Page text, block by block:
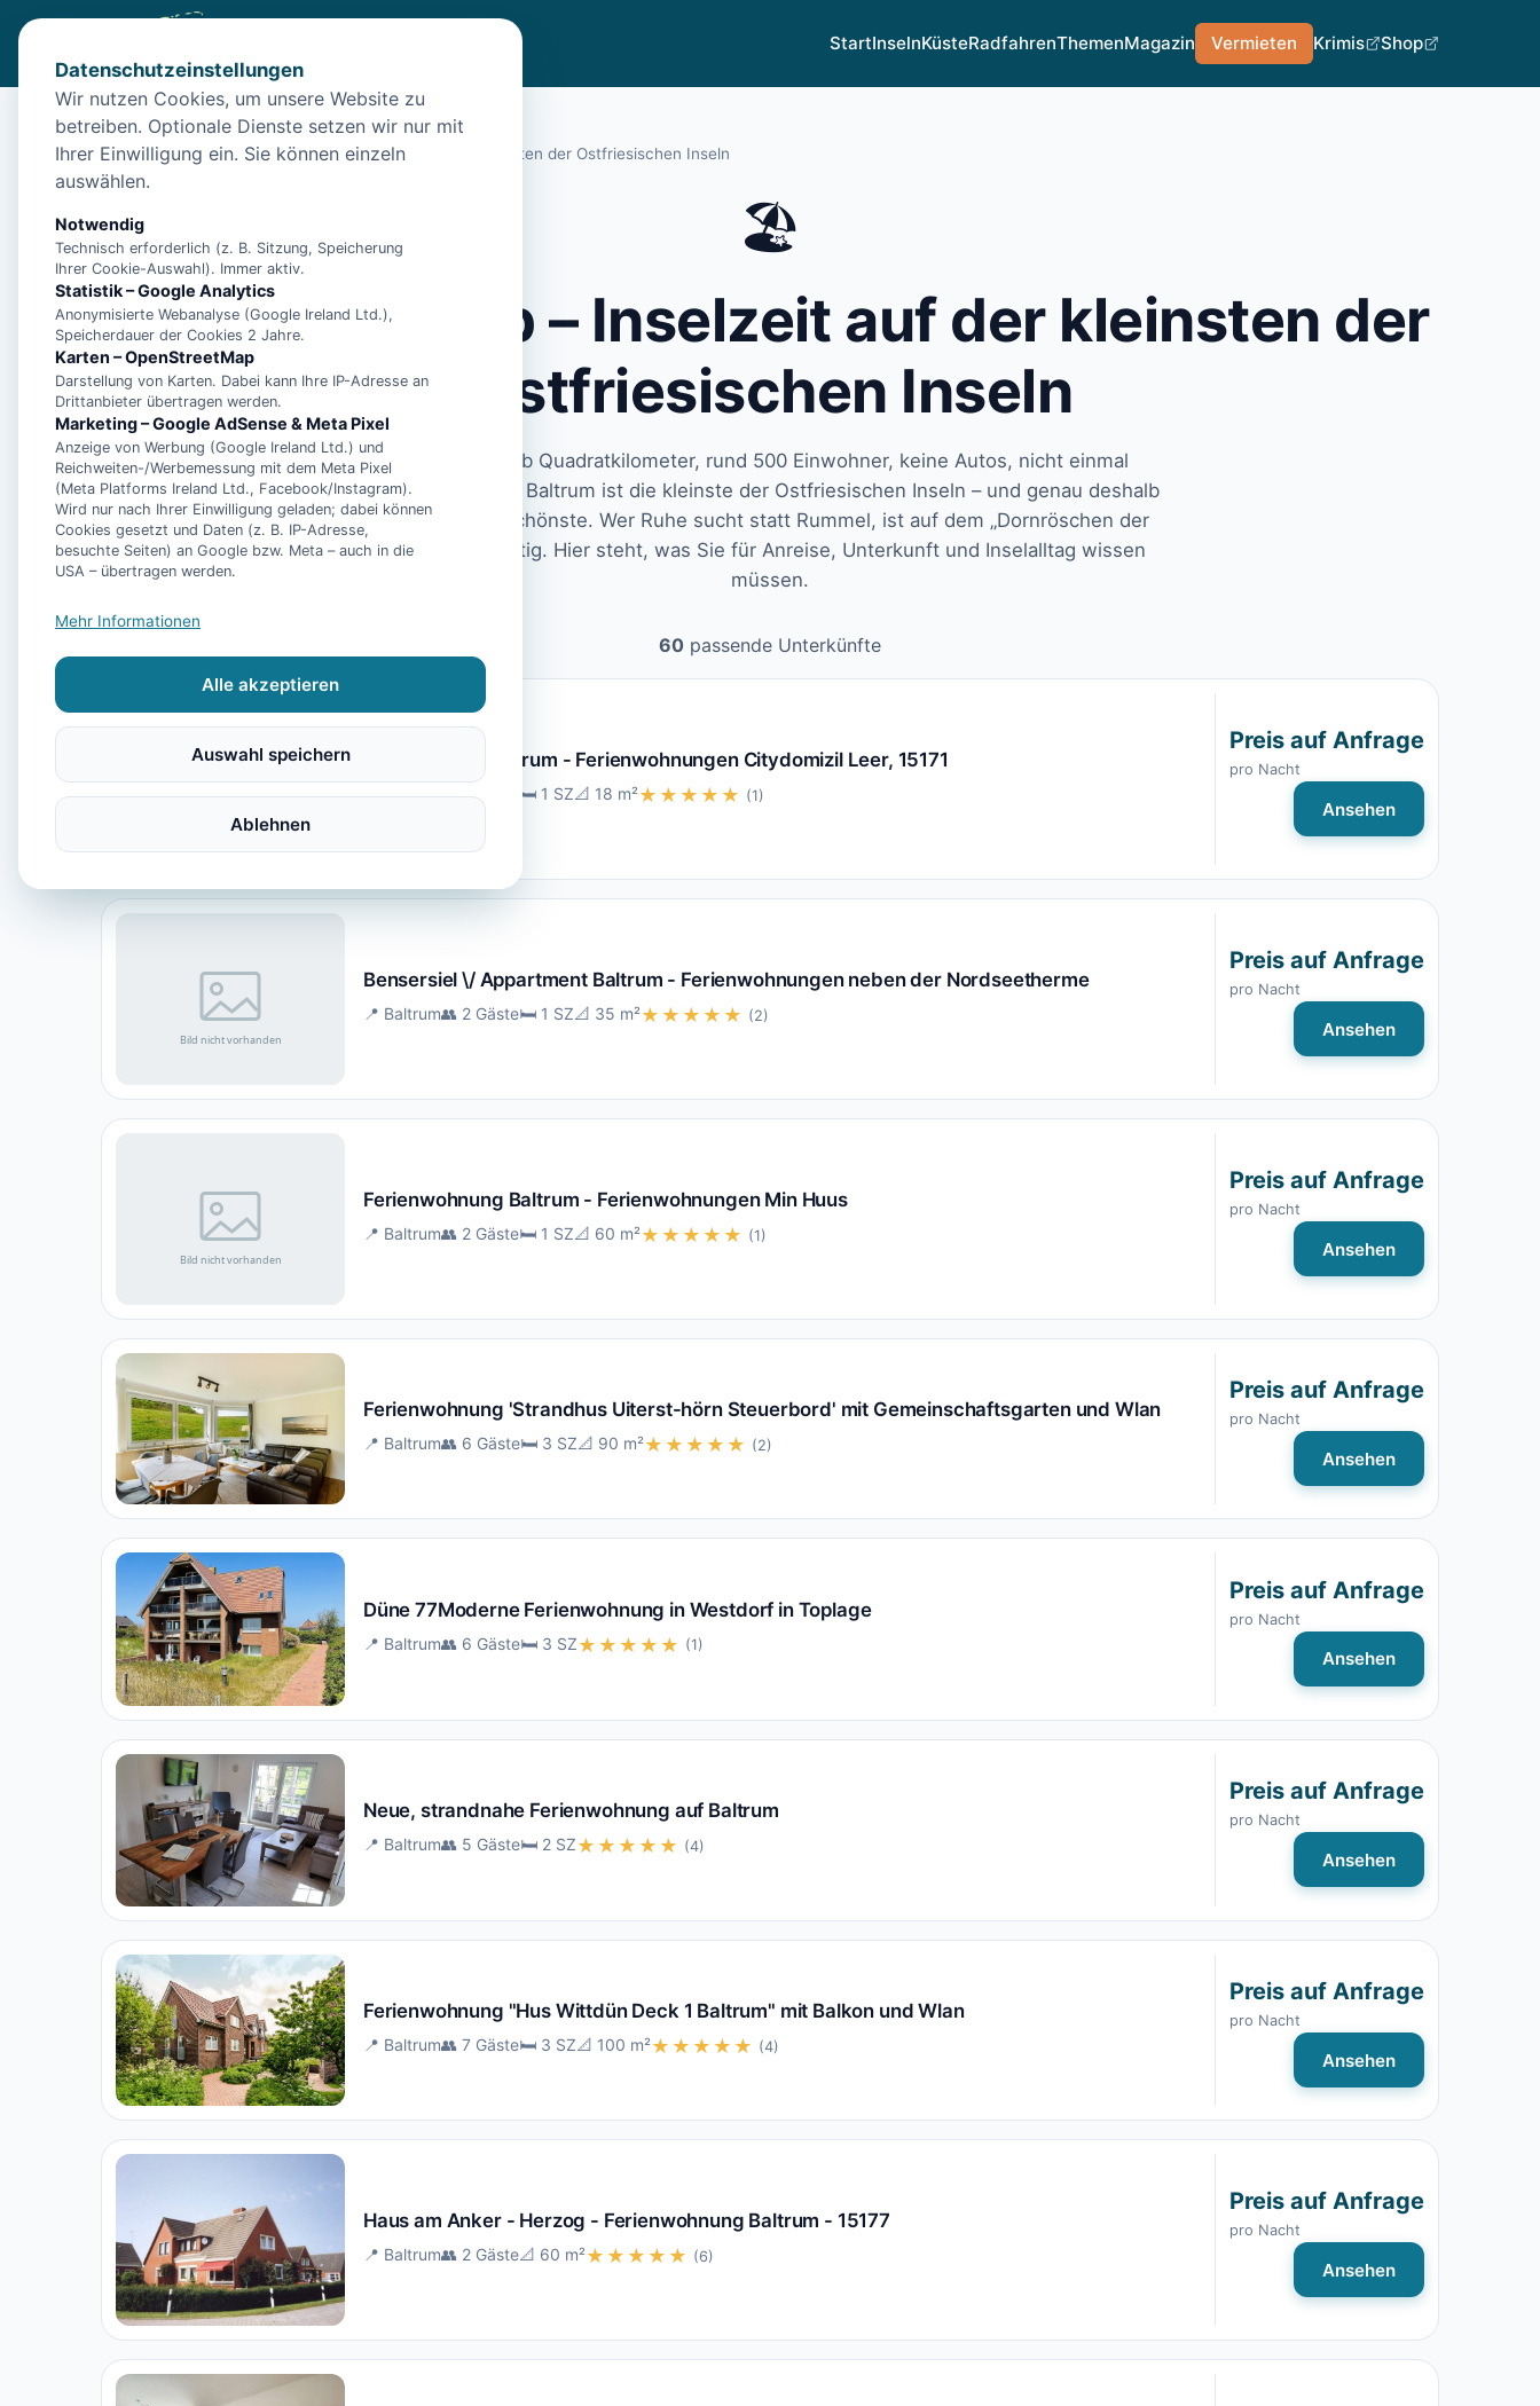
StartInselnKüsteRadfahrenThemenMagazin Vermieten Krimis Shop
Start/Themen/Baltrum Urlaub – Inselzeit auf der kleinsten der Ostfriesischen Inseln
🏖️
Baltrum Urlaub – Inselzeit auf der kleinsten der
Ostfriesischen Inseln
Sechseinhalb Quadratkilometer, rund 500 Einwohner, keine Autos, nicht einmal
Straßennamen: Baltrum ist die kleinste der Ostfriesischen Inseln – und genau deshalb
für viele die schönste. Wer Ruhe sucht statt Rummel, ist auf dem „Dornröschen der
Nordsee" richtig. Hier steht, was Sie für Anreise, Unterkunft und Inselalltag wissen
müssen.
60 passende Unterkünfte
Appartement Baltrum - Ferienwohnungen Citydomizil Leer, 15171
📍 Baltrum👥 2 Gäste 🛏️ 1 SZ📐 18 m²★★★★★ (1)
Preis auf Anfrage
pro Nacht
Ansehen
Bensersiel \/ Appartment Baltrum - Ferienwohnungen neben der Nordseetherme
📍 Baltrum👥 2 Gäste🛏️ 1 SZ📐 35 m²★★★★★ (2)
Preis auf Anfrage
pro Nacht
Ansehen
Ferienwohnung Baltrum - Ferienwohnungen Min Huus
📍 Baltrum👥 2 Gäste🛏️ 1 SZ📐 60 m²★★★★★ (1)
Preis auf Anfrage
pro Nacht
Ansehen
Ferienwohnung 'Strandhus Uiterst-hörn Steuerbord' mit Gemeinschaftsgarten und Wlan
📍 Baltrum👥 6 Gäste🛏️ 3 SZ📐 90 m²★★★★★ (2)
Preis auf Anfrage
pro Nacht
Ansehen
Düne 77Moderne Ferienwohnung in Westdorf in Toplage
📍 Baltrum👥 6 Gäste🛏️ 3 SZ★★★★★ (1)
Preis auf Anfrage
pro Nacht
Ansehen
Neue, strandnahe Ferienwohnung auf Baltrum
📍 Baltrum👥 5 Gäste🛏️ 2 SZ★★★★★ (4)
Preis auf Anfrage
pro Nacht
Ansehen
Ferienwohnung "Hus Wittdün Deck 1 Baltrum" mit Balkon und Wlan
📍 Baltrum👥 7 Gäste🛏️ 3 SZ📐 100 m²★★★★★ (4)
Preis auf Anfrage
pro Nacht
Ansehen
Haus am Anker - Herzog - Ferienwohnung Baltrum - 15177
📍 Baltrum👥 2 Gäste📐 60 m²★★★★★ (6)
Preis auf Anfrage
pro Nacht
Ansehen
Datenschutzeinstellungen
Wir nutzen Cookies, um unsere Website zu
betreiben. Optionale Dienste setzen wir nur mit
Ihrer Einwilligung ein. Sie können einzeln
auswählen.
Notwendig
Technisch erforderlich (z. B. Sitzung, Speicherung
Ihrer Cookie-Auswahl). Immer aktiv.
Statistik – Google Analytics
Anonymisierte Webanalyse (Google Ireland Ltd.),
Speicherdauer der Cookies 2 Jahre.
Karten – OpenStreetMap
Darstellung von Karten. Dabei kann Ihre IP-Adresse an
Drittanbieter übertragen werden.
Marketing – Google AdSense & Meta Pixel
Anzeige von Werbung (Google Ireland Ltd.) und
Reichweiten-/Werbemessung mit dem Meta Pixel
(Meta Platforms Ireland Ltd., Facebook/Instagram).
Wird nur nach Ihrer Einwilligung geladen; dabei können
Cookies gesetzt und Daten (z. B. IP-Adresse,
besuchte Seiten) an Google bzw. Meta – auch in die
USA – übertragen werden.
Mehr Informationen
Alle akzeptieren
Auswahl speichern
Ablehnen